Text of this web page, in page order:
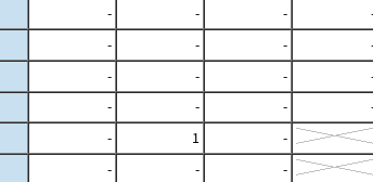
- - -
- - -
- - -
- - -
- 1
-
- -
-